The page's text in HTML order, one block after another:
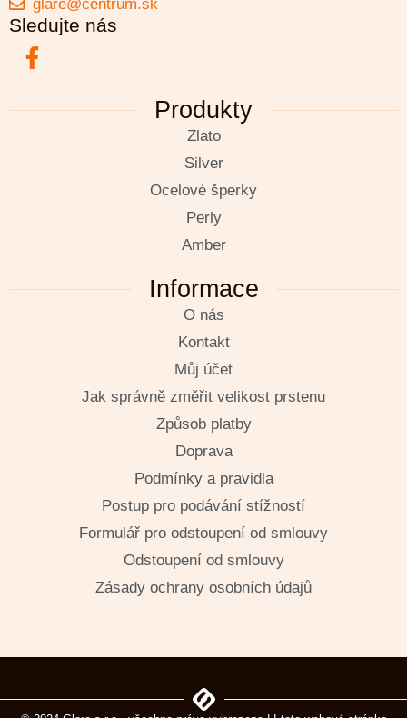
glare@centrum.sk
Sledujte nás
Produkty
Zlato
Silver
Ocelové šperky
Perly
Amber
Informace
O nás
Kontakt
Můj účet
Jak správně změřit velikost prstenu
Způsob platby
Doprava
Podmínky a pravidla
Postup pro podávání stížností
Formulář pro odstoupení od smlouvy
Odstoupení od smlouvy
Zásady ochrany osobních údajů